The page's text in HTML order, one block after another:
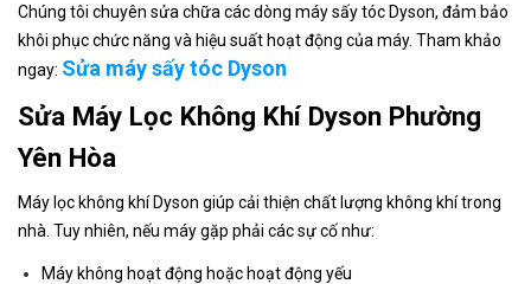
Chúng tôi chuyên sửa chữa các dòng máy sấy tóc Dyson, đảm bảo
khôi phục chức năng và hiệu suất hoạt động của máy. Tham khảo
ngay: Sửa máy sấy tóc Dyson
Sửa Máy Lọc Không Khí Dyson Phường
Yên Hòa
Máy lọc không khí Dyson giúp cải thiện chất lượng không khí trong
nhà. Tuy nhiên, nếu máy gặp phải các sự cố như:
Máy không hoạt động hoặc hoạt động yếu